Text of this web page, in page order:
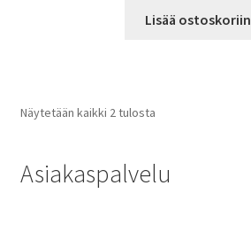
Lisää ostoskoriin
Näytetään kaikki 2 tulosta
Asiakaspalvelu